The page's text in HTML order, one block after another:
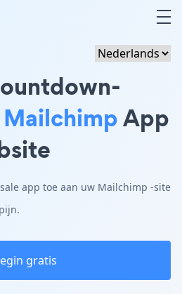
MailchimpApp
app toe aan uw Mailchimp -site
gratis